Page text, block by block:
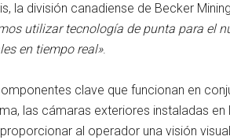
la división canadiense de Becker
utilizar tecnología de punta para el
en tiempo real».
clave que funcionan en
las cámaras exteriores instaladas
al operador una visión